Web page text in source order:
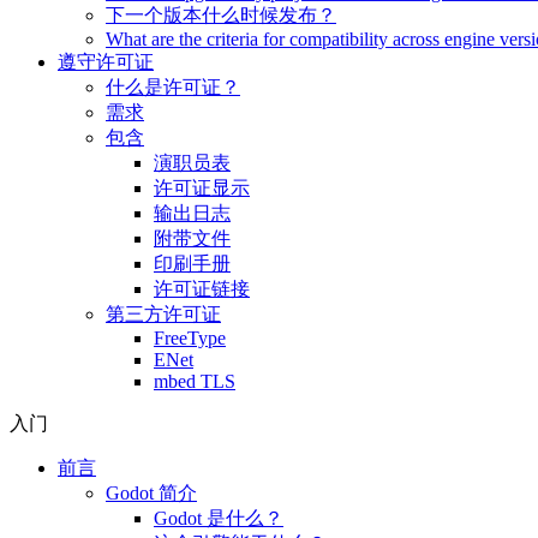
下一个版本什么时候发布？
What are the criteria for compatibility across engine
遵守许可证
什么是许可证？
需求
包含
演职员表
许可证显示
输出日志
附带文件
印刷手册
许可证链接
第三方许可证
FreeType
ENet
mbed TLS
入门
前言
Godot 简介
Godot 是什么？